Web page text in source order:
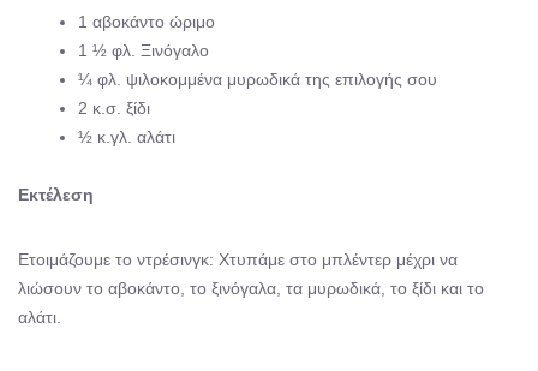
1 αβοκάντο ώριμο
1 ½ φλ. Ξινόγαλο
¼ φλ. ψιλοκομμένα μυρωδικά της επιλογής σου
2 κ.σ. ξίδι
½ κ.γλ. αλάτι
Εκτέλεση
Ετοιμάζουμε το ντρέσινγκ: Χτυπάμε στο μπλέντερ μέχρι να
λιώσουν το αβοκάντο, το ξινόγαλα, τα μυρωδικά, το ξίδι και το
αλάτι.